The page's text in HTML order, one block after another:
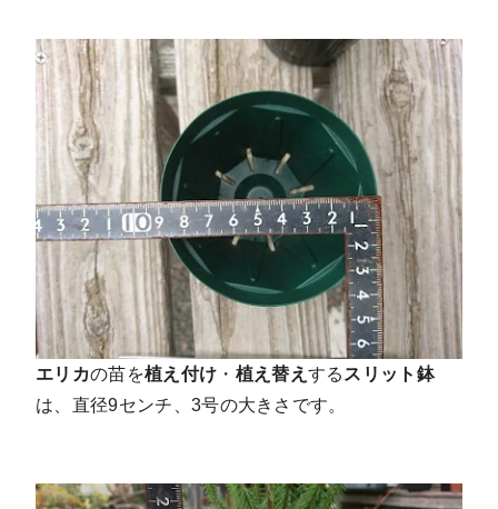
エリカの苗を植え付け ・ 植え替え する スリット鉢
は、直径9センチ、3号の大きさです。